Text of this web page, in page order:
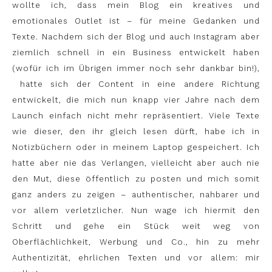
wollte ich, dass mein Blog ein kreatives und
emotionales Outlet ist – für meine Gedanken und
Texte. Nachdem sich der Blog und auch Instagram aber
ziemlich schnell in ein Business entwickelt haben
(wofür ich im Übrigen immer noch sehr dankbar bin!),
hatte sich der Content in eine andere Richtung
entwickelt, die mich nun knapp vier Jahre nach dem
Launch einfach nicht mehr repräsentiert. Viele Texte
wie dieser, den ihr gleich lesen dürft, habe ich in
Notizbüchern oder in meinem Laptop gespeichert. Ich
hatte aber nie das Verlangen, vielleicht aber auch nie
den Mut, diese öffentlich zu posten und mich somit
ganz anders zu zeigen – authentischer, nahbarer und
vor allem verletzlicher. Nun wage ich hiermit den
Schritt und gehe ein Stück weit weg von
Oberflächlichkeit, Werbung und Co., hin zu mehr
Authentizität, ehrlichen Texten und vor allem: mir